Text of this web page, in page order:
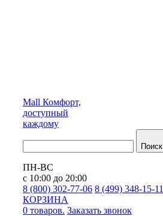
Mall Комфорт,
доступный
каждому
Поиск
ПН-ВС
с 10:00 до 20:00
8 (800) 302-77-06 8 (499) 348-15-11
КОРЗИНА
0 товаров. Заказать звонок